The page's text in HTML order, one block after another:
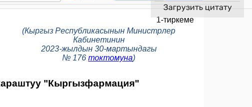
Загрузить цитату